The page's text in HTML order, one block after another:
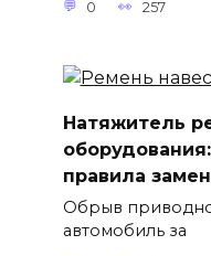
0 257
Натяжитель
правила
Обрыв
автомобиль за